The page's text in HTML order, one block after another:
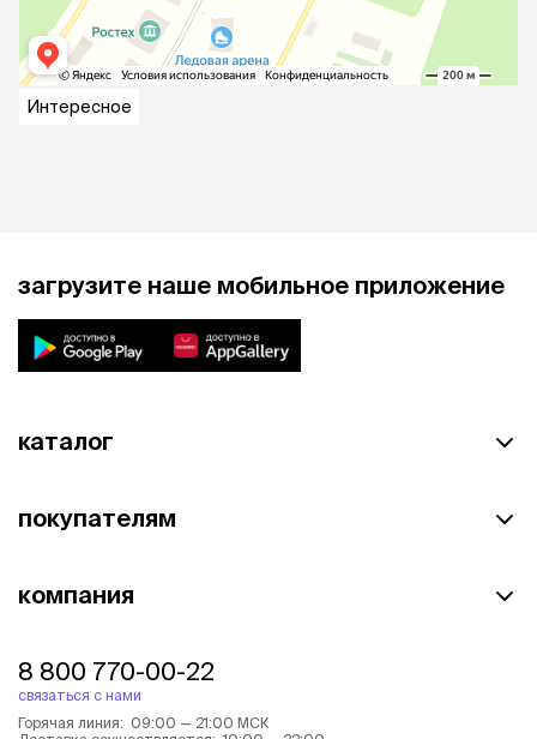
Интересное
загрузите наше мобильное приложение
каталог
покупателям
компания
8 800 770-00-22
связаться с нами
Горячая линия: 09:00 — 21:00 МСК